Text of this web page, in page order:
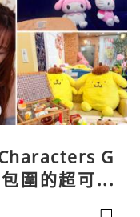
G
圍的超可愛